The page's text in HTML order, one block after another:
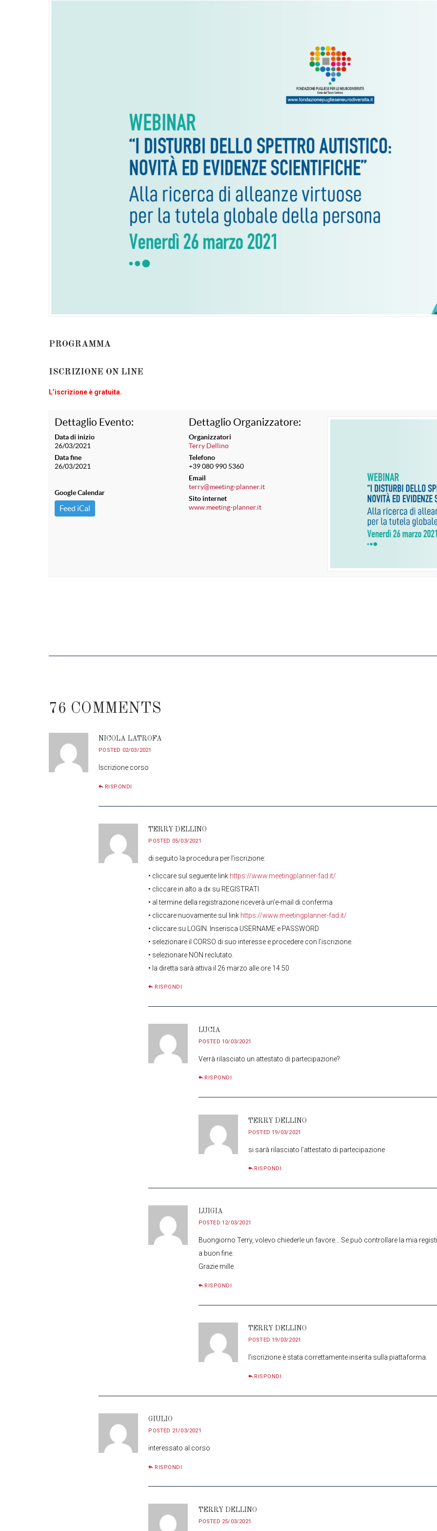
PROGRAMMA
ISCRIZIONE ON LINE
L’iscrizione è gratuita.
Dettaglio Evento:
Data di inizio
26/03/2021
Data fine
26/03/2021
Google Calendar
Feed iCal
Dettaglio Organizzatore:
Organizzatori
Terry Dellino
Telefono
+39 080 990 5360
Email
terry@meeting-planner.it
Sito internet
www.meeting-planner.it
76 COMMENTS
NICOLA LATROFA
POSTED 02/03/2021
Iscrizione corso
RISPONDI
TERRY DELLINO
POSTED 05/03/2021
di seguito la procedura per l’iscrizione:
• cliccare sul seguente link https://www.meetingplanner-fad.it/
• cliccare in alto a dx su REGISTRATI
• al termine della registrazione riceverà un’e-mail di conferma
• cliccare nuovamente sul link https://www.meetingplanner-fad.it/
• cliccare su LOGIN. Inserisca USERNAME e PASSWORD
• selezionare il CORSO di suo interesse e procedere con l’iscrizione.
• selezionare NON reclutato.
• la diretta sarà attiva il 26 marzo alle ore 14.50
RISPONDI
LUCIA
POSTED 10/03/2021
Verrà rilasciato un attestato di partecipazione?
RISPONDI
TERRY DELLINO
POSTED 19/03/2021
si sarà rilasciato l’attestato di partecipazione
RISPONDI
LUIGIA
POSTED 12/03/2021
Buongiorno Terry, volevo chiederle un favore… Se può controllare la mia
a buon fine.
Grazie mille
RISPONDI
TERRY DELLINO
POSTED 19/03/2021
l’iscrizione è stata correttamente inserita sulla piattaforma.
RISPONDI
GIULIO
POSTED 21/03/2021
interessato al corso
RISPONDI
TERRY DELLINO
POSTED 25/03/2021